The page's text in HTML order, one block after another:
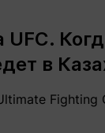
UFC.
в
Fighting